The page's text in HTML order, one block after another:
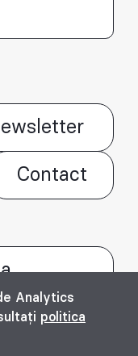
Analytics
politica
Contact
Beta